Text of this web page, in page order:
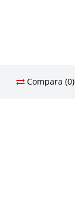
Compara (0)